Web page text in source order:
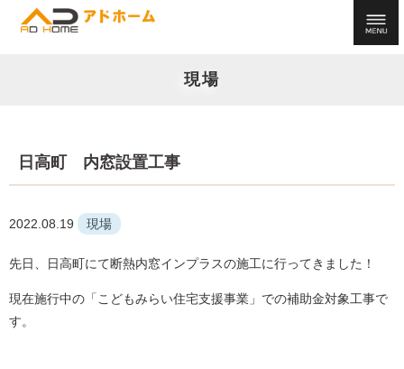
現場
日高町 内窓設置工事
2022.08.19 現場
先日、日高町にて断熱内窓インプラスの施工に行ってきました！
現在施行中の「こどもみらい住宅支援事業」での補助金対象工事で
す。